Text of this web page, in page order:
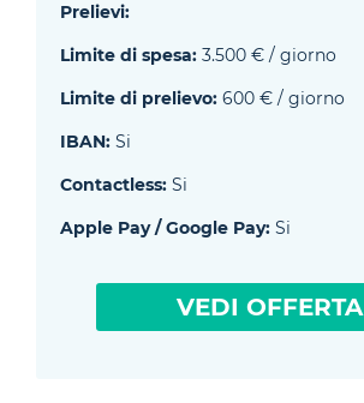
Prelievi:
Limite di spesa: 3.500 € / giorno
Limite di prelievo: 600 € / giorno
IBAN: Si
Contactless: Si
Apple Pay / Google Pay: Si
VEDI OFFERTA